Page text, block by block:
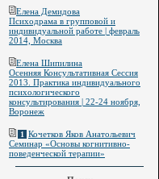
Елена Демидова
Психодрама в групповой и
индивидуальной работе | февраль
2014, Москва
Елена Шипилина
Осенняя Консультативная Сессия
2013. Практика индивидуального
психологического
консультирования | 22-24 ноября,
Воронеж
1 Кочетков Яков Анатольевич
Семинар «Основы когнитивно-
поведенческой терапии»